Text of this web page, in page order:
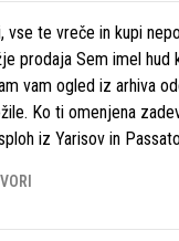
vse te vreče in kupi
prodaja Sem imel hud
vam ogled iz arhiva
Ko ti omenjena
iz Yarisov in